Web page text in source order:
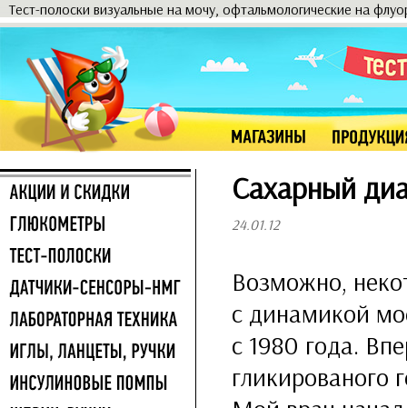
Тест-полоски визуальные на мочу, офтальмологические на
Сахарный
24.01.12
Возможно,
с динамикой
с 1980 года.
гликированого